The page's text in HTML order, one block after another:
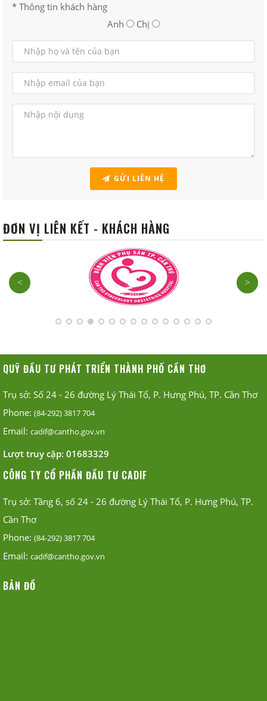
* Thông tin khách hàng
Anh
Chị
GỬI LIÊN HỆ
ĐƠN VỊ LIÊN KẾT - KHÁCH HÀNG
< >
QUỸ ĐẦU TƯ PHÁT TRIỂN THÀNH PHỐ CẦN THƠ
Trụ sở: Số 24 - 26 đường Lý Thái Tổ, P. Hưng Phú, TP. Cần Thơ
Phone: (84-292) 3817 704
Email: cadif@cantho.gov.vn
Lượt truy cập: 01683329
CÔNG TY CỔ PHẦN ĐẦU TƯ CADIF
Trụ sở: Tầng 6, số 24 - 26 đường Lý Thái Tổ, P. Hưng Phú, TP.
Cần Thơ
Phone: (84-292) 3817 704
Email: cadif@cantho.gov.vn
BẢN ĐỒ